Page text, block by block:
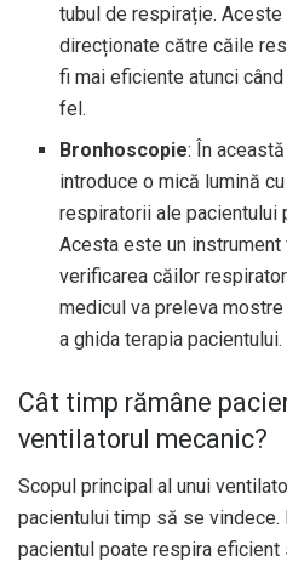
tubul de respirație.
direcționate către căile
fi mai eficiente atunci
fel.
Bronhoscopie: În
introduce o mică lumină
respiratorii ale pacientului
Acesta este un
verificarea căilor
medicul va preleva
a ghida terapia pacientului.
Cât timp rămâne
ventilatorul mecanic?
Scopul principal al unui
pacientului timp să se vindece.
pacientul poate respira